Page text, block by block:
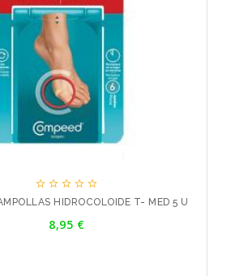
    
HIDROCOLOIDE T- MED 5 U
8,95 €